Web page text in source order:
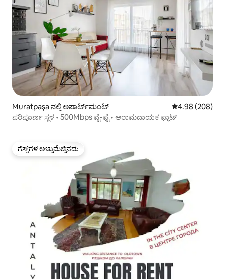
Muratpaşa ನಲ್ಲಿ ಅಪಾರ್ಟ್‌ಮಂಟ್ 5 ರಲ್ಲಿ 4.98
4.98 (208)
ಪರಿಪೂರ್ಣ ಸ್ಥಳ • 500Mbps ವೈ-ಫೈ • ಆರಾಮದಾಯಕ ಫ್ಲಾಟ್
ಗೆಸ್ಟ್‌ಗಳ ಅಚ್ಚುಮೆಚ್ಚಿನದು
ಗೆಸ್ಟ್‌ಗಳ ಅಚ್ಚುಮೆಚ್ಚಿನದು